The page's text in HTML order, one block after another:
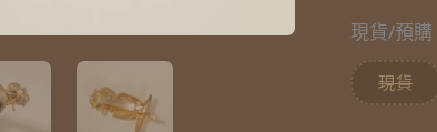
現貨/預購
現貨
金
邊
晨